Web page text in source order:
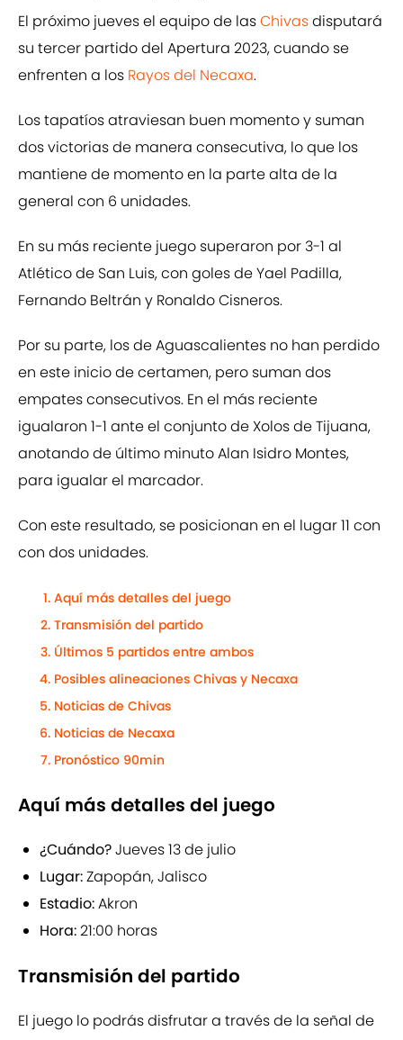
El próximo jueves el equipo de lasChivasdisputará
su tercer partido del Apertura 2023, cuando se
enfrenten a los Rayos del Necaxa.
Los tapatíos atraviesan buen momento y suman
dos victorias de manera consecutiva, lo que los
mantiene de momento en la parte alta de la
general con 6 unidades.
En su más reciente juego superaron por 3-1 al
Atlético de San Luis, con goles de Yael Padilla,
Fernando Beltrán y Ronaldo Cisneros.
Por su parte, los de Aguascalientes no han perdido
en este inicio de certamen, pero suman dos
empates consecutivos. En el más reciente
igualaron 1-1 ante el conjunto de Xolos de Tijuana,
anotando de último minuto Alan Isidro Montes,
para igualar el marcador.
Con este resultado, se posicionan en el lugar 11 con
con dos unidades.
Aquí más detalles del juego
Transmisión del partido
Últimos 5 partidos entre ambos
Posibles alineaciones Chivas y Necaxa
Noticias de Chivas
Noticias de Necaxa
Pronóstico 90min
Aquí más detalles del juego
¿Cuándo?Jueves 13 de julio
Lugar:Zapopán, Jalisco
Estadio:Akron
Hora:21:00 horas
Transmisión del partido
El juego lo podrás disfrutar a través de la señal de